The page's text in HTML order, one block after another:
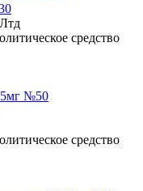
средство
средство